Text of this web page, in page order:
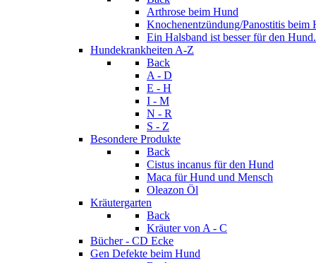
Arthrose beim Hund
Knochenentzündung/Panostitis beim
Ein Halsband ist besser für den
Hundekrankheiten A-Z
Back
A - D
E - H
I - M
N - R
S - Z
Besondere Produkte
Back
Cistus incanus für den Hund
Maca für Hund und Mensch
Oleazon Öl
Kräutergarten
Back
Kräuter von A - C
Bücher - CD Ecke
Gen Defekte beim Hund